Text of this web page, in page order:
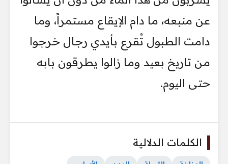
عن منبعه، ما دام الإيقاع مستمراً، وما
دامت الطبول تُقرع بأيدي رجال خرجوا
من تاريخ بعيد وما زالوا يطرقون بابه
حتى اليوم.
الكلمات الدلالية